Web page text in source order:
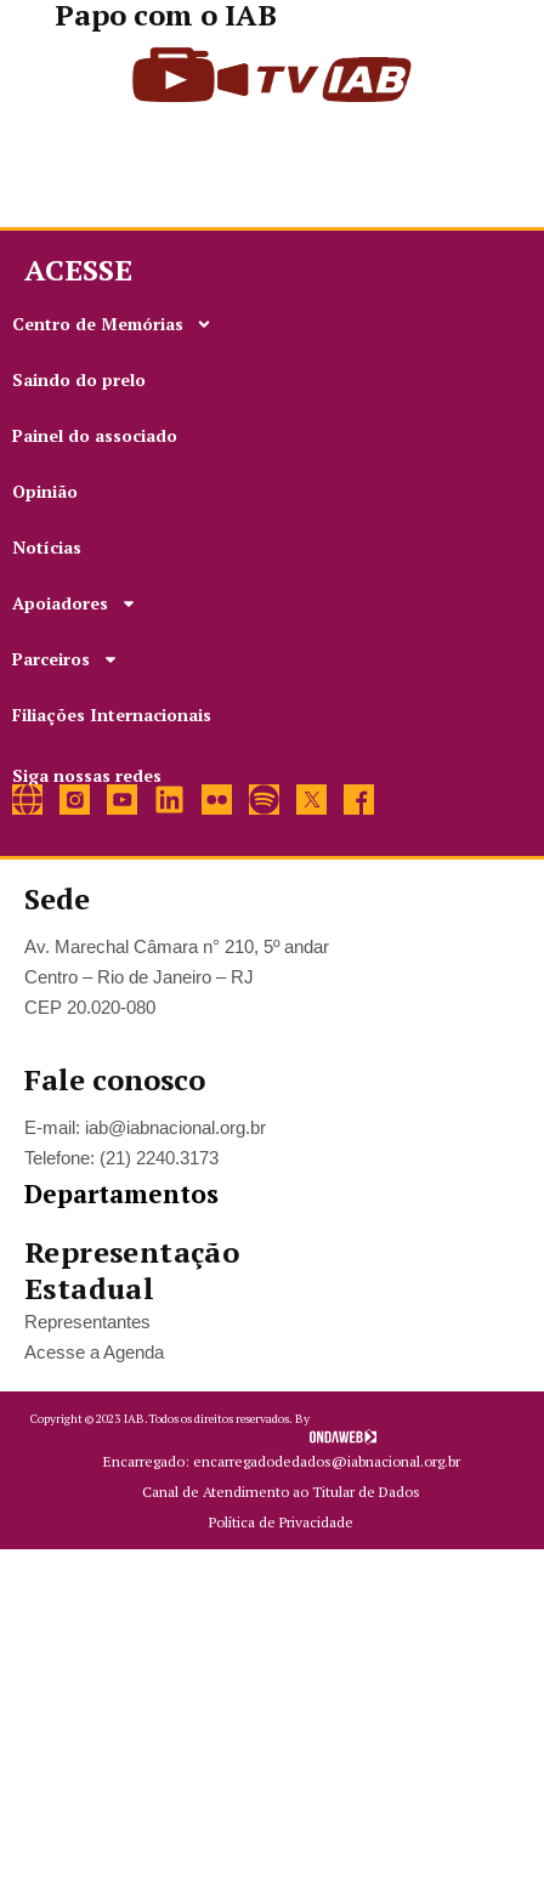
Papo com o IAB
ACESSE
Centro de Memórias
Saindo do prelo
Painel do associado
Opinião
Notícias
Apoiadores
Parceiros
Filiações Internacionais
Siga nossas redes
Sede
Av. Marechal Câmara n° 210, 5º andar
Centro – Rio de Janeiro – RJ
CEP 20.020-080
Fale conosco
E-mail: iab@iabnacional.org.br
Telefone: (21) 2240.3173
Departamentos
Representação
Estadual
Representantes
Acesse a Agenda
Copyright ©2023 IAB.Todos os direitos reservados. By
Encarregado: encarregadodedados@iabnacional.org.br
Canal de Atendimento ao Titular de Dados
Política de Privacidade